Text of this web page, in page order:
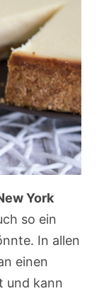
York
so ein
In allen
einen
und kann